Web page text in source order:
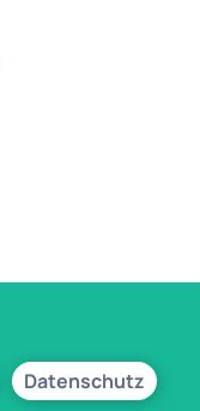
Datenschutz